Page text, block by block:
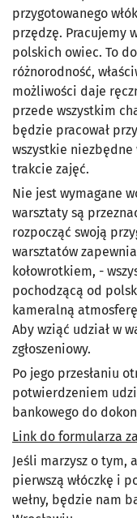
przygotowanego
przędzę. Pracujemy
polskich owiec. To
różnorodność,
możliwości daje
przede wszystkim
będzie pracował
wszystkie
trakcie zajęć.
Nie jest wymagane
warsztaty są
rozpocząć swoją
warsztatów
kołowrotkiem, -
pochodzącą od
kameralną
Aby wziąć udział w
zgłoszeniowy.
Po jego przesłaniu
potwierdzeniem
bankowego do
Link do formularza
Jeśli marzysz o tym,
pierwszą włóczkę i
wełny, będzie nam